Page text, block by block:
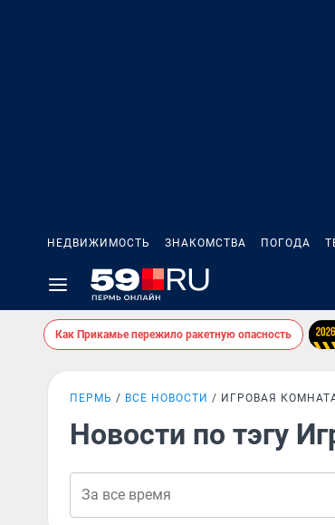
НЕДВИЖИМОСТЬ ЗНАКОМСТВА ПОГОДА
Как Прикамье пережило ракетную опасность
ПЕРМЬ ВСЕ НОВОСТИ ИГРОВАЯ
Новости по тэгу